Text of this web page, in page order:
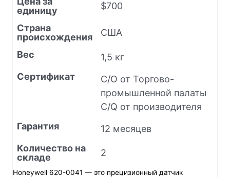
единицу
$700
Страна
происхождения
США
Вес
1,5 кг
Сертификат
C/O от Торгово-
промышленной палаты
C/Q от производителя
Гарантия
12 месяцев
Количество на
складе
2
Honeywell 620-0041 — это прецизионный датчик